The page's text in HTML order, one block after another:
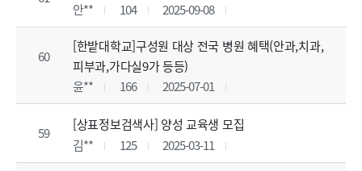
안**
104 2025-09-08
60
[한밭대학교]구성원 대상 전국 병원 혜택(안과,치과,
피부과,가다실9가 등등)
윤**
166 2025-07-01
59
[상표정보검색사] 양성 교육생 모집
김**
125 2025-03-11